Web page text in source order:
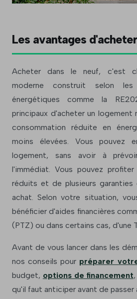
Les avantages
Acheter dans le neuf, c'est
moderne construit selon les
énergétiques comme la
principaux d'acheter un logement
consommation réduite en
moins élevées. Vous pouvez
logement, sans avoir à
l'immédiat. Vous pouvez
réduits et de plusieurs
achat. Selon votre situation,
bénéficier d'aides financières
(PTZ) ou dans certains cas, d'une
Avant de vous lancer dans les
nos conseils pour préparer
budget, options de financement
qu'il faut anticiper avant de passer